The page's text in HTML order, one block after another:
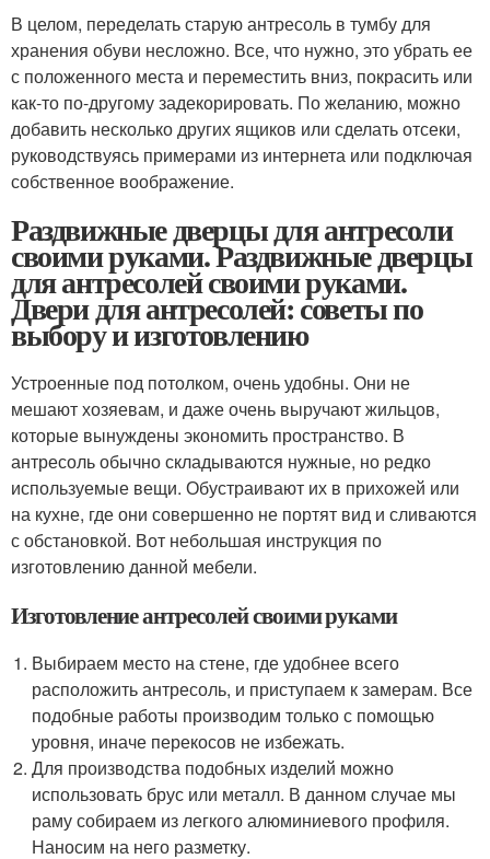
В целом, переделать старую антресоль в тумбу для
хранения обуви несложно. Все, что нужно, это убрать ее
с положенного места и переместить вниз, покрасить или
как-то по-другому задекорировать. По желанию, можно
добавить несколько других ящиков или сделать отсеки,
руководствуясь примерами из интернета или подключая
собственное воображение.
Раздвижные дверцы для антресоли
своими руками. Раздвижные дверцы
для антресолей своими руками.
Двери для антресолей: советы по
выбору и изготовлению
Устроенные под потолком, очень удобны. Они не
мешают хозяевам, и даже очень выручают жильцов,
которые вынуждены экономить пространство. В
антресоль обычно складываются нужные, но редко
используемые вещи. Обустраивают их в прихожей или
на кухне, где они совершенно не портят вид и сливаются
с обстановкой. Вот небольшая инструкция по
изготовлению данной мебели.
Изготовление антресолей своими руками
Выбираем место на стене, где удобнее всего
расположить антресоль, и приступаем к замерам. Все
подобные работы производим только с помощью
уровня, иначе перекосов не избежать.
Для производства подобных изделий можно
использовать брус или металл. В данном случае мы
раму собираем из легкого алюминиевого профиля.
Наносим на него разметку.